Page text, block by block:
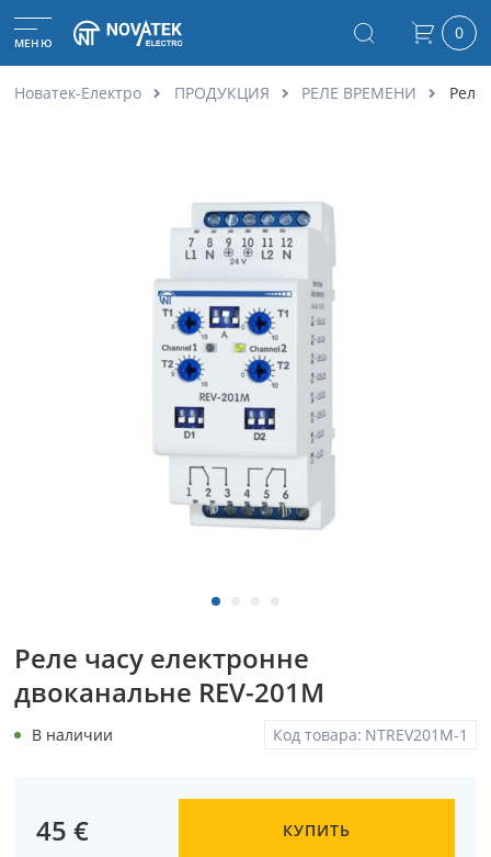
МЕНЮ 0
Новатек-Електро ПРОДУКЦИЯ РЕЛЕ ВРЕМЕНИ Реле
Реле часу електронне
двоканальне REV-201M
Код товара: NTREV201M-1
В наличии
45 € КУПИТЬ